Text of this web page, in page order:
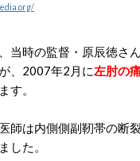
当時の監督・原辰徳さ
、2007年2月に左肘の
す。
師は内側側副靭帯の断
した。